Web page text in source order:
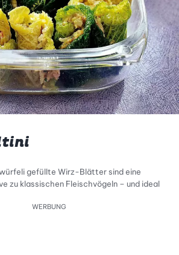
gefüllte Wirz-Blätter sind eine
zu klassischen Fleischvögeln – und ideal
WERBUNG